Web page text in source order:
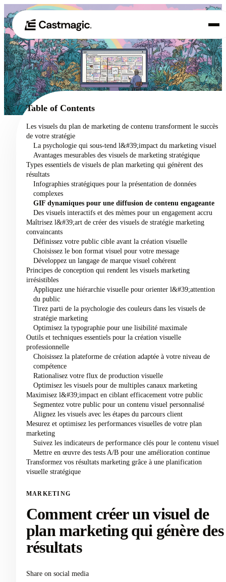
01 Produit
02 Cas d'utilisation
Tarification
À propos de nous
Table of Contents
Les visuels du plan de marketing de contenu transforment le succès
de votre stratégie
La psychologie qui sous-tend l&#39;impact du marketing visuel
Avantages mesurables des visuels de marketing stratégique
Types essentiels de visuels de plan marketing qui génèrent des
résultats
Infographies stratégiques pour la présentation de données
complexes
GIF dynamiques pour une diffusion de contenu engageante
Des visuels interactifs et des mèmes pour un engagement accru
Maîtrisez l&#39;art de créer des visuels de stratégie marketing
convaincants
Définissez votre public cible avant la création visuelle
Choisissez le bon format visuel pour votre message
Développez un langage de marque visuel cohérent
Principes de conception qui rendent les visuels marketing
irrésistibles
Appliquez une hiérarchie visuelle pour orienter l&#39;attention
du public
Tirez parti de la psychologie des couleurs dans les visuels de
stratégie marketing
Optimisez la typographie pour une lisibilité maximale
Outils et techniques essentiels pour la création visuelle
professionnelle
Choisissez la plateforme de création adaptée à votre niveau de
compétence
Rationalisez votre flux de production visuelle
Optimisez les visuels pour de multiples canaux marketing
Maximisez l&#39;impact en ciblant efficacement votre public
Segmentez votre public pour un contenu visuel personnalisé
Alignez les visuels avec les étapes du parcours client
Mesurez et optimisez les performances visuelles de votre plan
marketing
Suivez les indicateurs de performance clés pour le contenu visuel
Mettre en œuvre des tests A/B pour une amélioration continue
Transformez vos résultats marketing grâce à une planification
visuelle stratégique
MARKETING
Comment créer un visuel de
plan marketing qui génère des
résultats
Share on social media